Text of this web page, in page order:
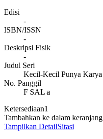
Edisi
-
ISBN/ISSN
-
Deskripsi Fisik
-
Judul Seri
Kecil-Kecil Punya Karya
No. Panggil
F SAL a
Ketersediaan1
Tambahkan ke dalam keranjang
Tampilkan DetailSitasi